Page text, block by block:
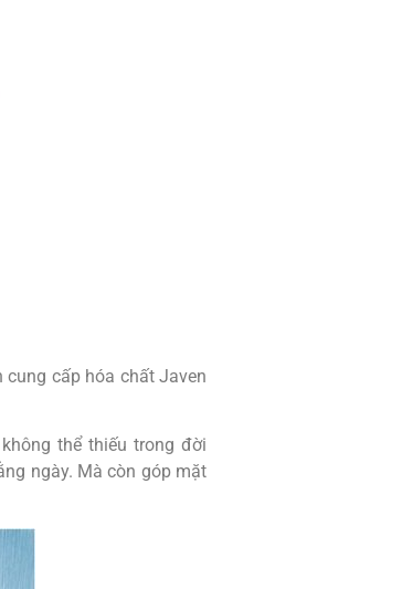
cung cấp hóa chất Javen
thể thiếu trong đời
ngày. Mà còn góp mặt